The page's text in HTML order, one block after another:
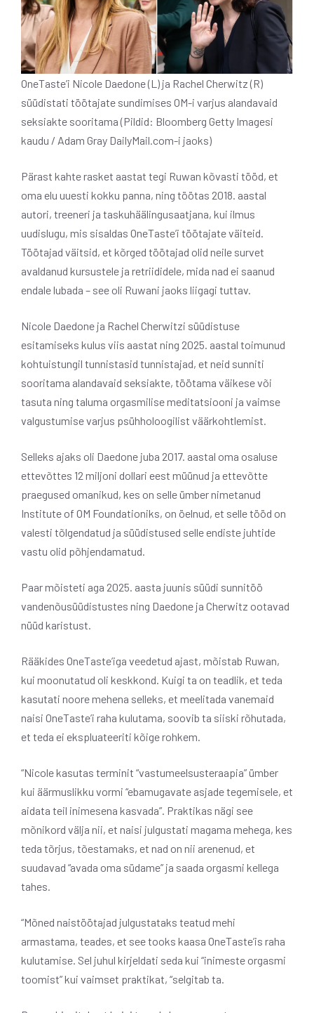
OneTaste’i Nicole Daedone (L) ja Rachel Cherwitz (R)
süüdistati töötajate sundimises OM-i varjus alandavaid
seksiakte sooritama (Pildid: Bloomberg Getty Imagesi
kaudu / Adam Gray DailyMail.com-i jaoks)
Pärast kahte rasket aastat tegi Ruwan kõvasti tööd, et
oma elu uuesti kokku panna, ning töötas 2018. aastal
autori, treeneri ja taskuhäälingusaatjana, kui ilmus
uudislugu, mis sisaldas OneTaste’i töötajate väiteid.
Töötajad väitsid, et kõrged töötajad olid neile survet
avaldanud kursustele ja retriididele, mida nad ei saanud
endale lubada – see oli Ruwani jaoks liigagi tuttav.
Nicole Daedone ja Rachel Cherwitzi süüdistuse
esitamiseks kulus viis aastat ning 2025. aastal toimunud
kohtuistungil tunnistasid tunnistajad, et neid sunniti
sooritama alandavaid seksiakte, töötama väikese või
tasuta ning taluma orgasmilise meditatsiooni ja vaimse
valgustumise varjus psühholoogilist väärkohtlemist.
Selleks ajaks oli Daedone juba 2017. aastal oma osaluse
ettevõttes 12 miljoni dollari eest müünud ​​ja ettevõtte
praegused omanikud, kes on selle ümber nimetanud
Institute of OM Foundationiks, on öelnud, et selle tööd on
valesti tõlgendatud ja süüdistused selle endiste juhtide
vastu olid põhjendamatud.
Paar mõisteti aga 2025. aasta juunis süüdi sunnitöö
vandenõusüüdistustes ning Daedone ja Cherwitz ootavad
nüüd karistust.
Rääkides OneTaste’iga veedetud ajast, mõistab Ruwan,
kui moonutatud oli keskkond. Kuigi ta on teadlik, et teda
kasutati noore mehena selleks, et meelitada vanemaid
naisi OneTaste’i raha kulutama, soovib ta siiski rõhutada,
et teda ei ekspluateeriti kõige rohkem.
“Nicole kasutas terminit “vastumeelsusteraapia” ümber
kui äärmuslikku vormi “ebamugavate asjade tegemisele, et
aidata teil inimesena kasvada”. Praktikas nägi see
mõnikord välja nii, et naisi julgustati magama mehega, kes
teda tõrjus, tõestamaks, et nad on nii arenenud, et
suudavad “avada oma südame” ja saada orgasmi kellega
tahes.
“Mõned naistöötajad julgustataks teatud mehi
armastama, teades, et see tooks kaasa OneTaste’is raha
kulutamise. Sel juhul kirjeldati seda kui “inimeste orgasmi
toomist” kui vaimset praktikat, “selgitab ta.